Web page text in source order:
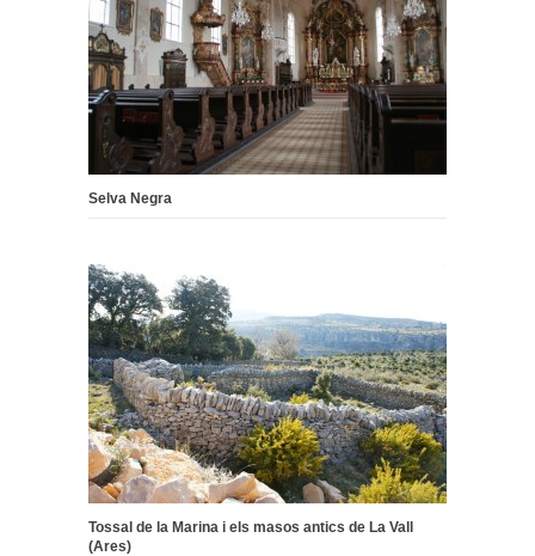
Selva Negra
Tossal de la Marina i els masos antics de La Vall
(Ares)